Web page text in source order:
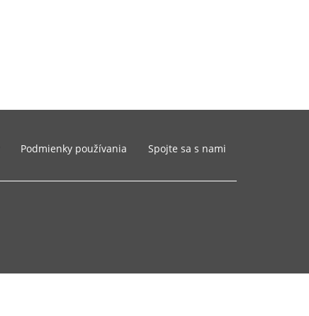
Podmienky používania Spojte sa s nami